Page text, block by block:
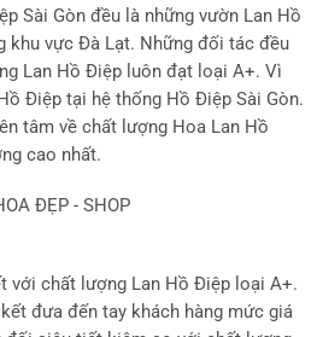
Sài Gòn đều là những vườn Lan Hồ
khu vực Đà Lạt. Những đối tác đều
Lan Hồ Điệp luôn đạt loại A+. Vì
Điệp tại hệ thống Hồ Điệp Sài Gòn.
tâm về chất lượng Hoa Lan Hồ
cao nhất.
với chất lượng Lan Hồ Điệp loại A+.
đưa đến tay khách hàng mức giá